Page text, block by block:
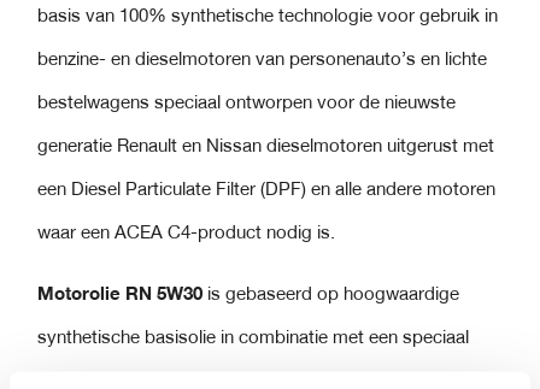
basis van 100% synthetische technologie voor gebruik in
benzine- en dieselmotoren van personenauto’s en lichte
bestelwagens speciaal ontworpen voor de nieuwste
generatie Renault en Nissan dieselmotoren uitgerust met
een Diesel Particulate Filter (DPF) en alle andere motoren
waar een ACEA C4-product nodig is.
Motorolie RN 5W30 is gebaseerd op hoogwaardige
synthetische basisolie in combinatie met een speciaal